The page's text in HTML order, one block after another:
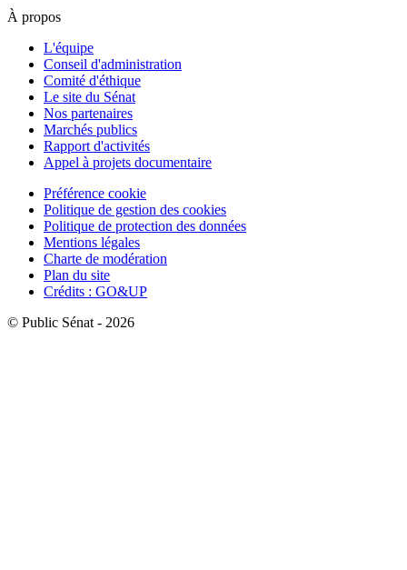
À propos
L'équipe
Conseil d'administration
Comité d'éthique
Le site du Sénat
Nos partenaires
Marchés publics
Rapport d'activités
Appel à projets documentaire
Préférence cookie
Politique de gestion des cookies
Politique de protection des données
Mentions légales
Charte de modération
Plan du site
Crédits : GO&UP
© Public Sénat - 2026